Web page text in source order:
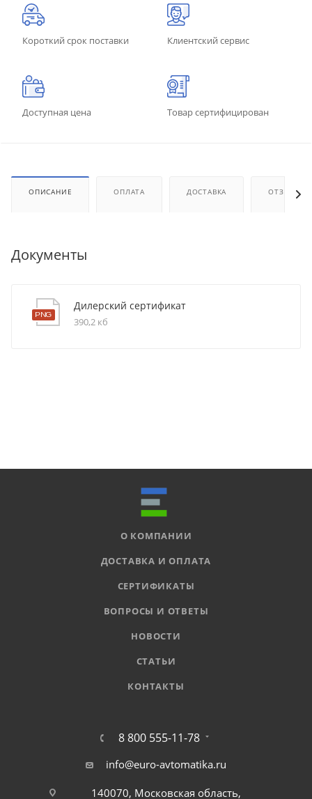
Короткий срок поставки Клиентский сервис
Доступная цена Товар сертифицирован
ОПИСАНИЕ ОПЛАТА ДОСТАВКА ОТЗЫВЫ
Документы
Дилерский сертификат
390,2 кб
О КОМПАНИИ
ДОСТАВКА И ОПЛАТА
СЕРТИФИКАТЫ
ВОПРОСЫ И ОТВЕТЫ
НОВОСТИ
СТАТЬИ
КОНТАКТЫ
8 800 555-11-78
info@euro-avtomatika.ru
140070, Московская область,